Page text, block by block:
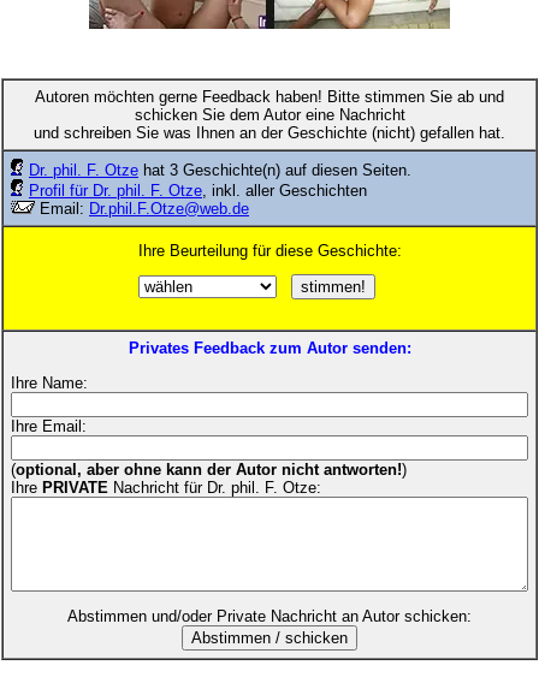
Autoren möchten gerne Feedback haben! Bitte stimmen Sie ab und
schicken Sie dem Autor eine Nachricht
und schreiben Sie was Ihnen an der Geschichte (nicht) gefallen hat.
Dr. phil. F. Otze hat 3 Geschichte(n) auf diesen Seiten.
Profil für Dr. phil. F. Otze, inkl. aller Geschichten
Email: Dr.phil.F.Otze@web.de
Ihre Beurteilung für diese Geschichte:
Privates Feedback zum Autor senden:
Ihre Name:
Ihre Email:
(optional, aber ohne kann der Autor nicht antworten!)
Ihre PRIVATE Nachricht für Dr. phil. F. Otze:
Abstimmen und/oder Private Nachricht an Autor schicken: